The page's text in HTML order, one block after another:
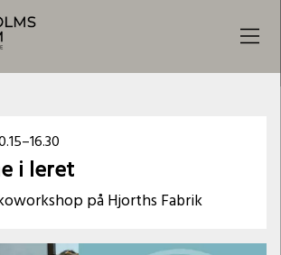
i leret
på Hjorths Fabrik